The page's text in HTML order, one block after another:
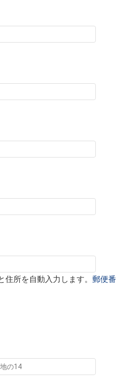
所を自動入力します。 郵便番